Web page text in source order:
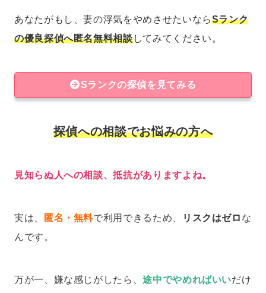
あなたがもし、妻の浮気をやめさせたいならSランク
の優良探偵へ匿名無料相談してみてください。
Sランクの探偵を見てみる
探偵への相談でお悩みの方へ
見知らぬ人への相談、抵抗がありますよね。
実は、 匿名・無料で利用できるため、 リスクはゼロ な
んです。
万が一、嫌な感じがしたら、途中でやめればいいだけ